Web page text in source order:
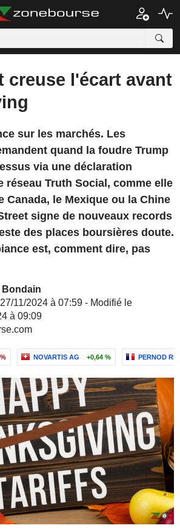
creuse l'écart avant
sur les marchés. Les
quand la foudre Trump
via une déclaration
réseau Truth Social, comme elle
Canada, le Mexique ou la Chine
signe de nouveaux records
des places boursières doute.
est, comment dire, pas
11/2024 à 07:59 - Modifié le
à 09:09
NOVARTIS AG +0,64 % PERNOD